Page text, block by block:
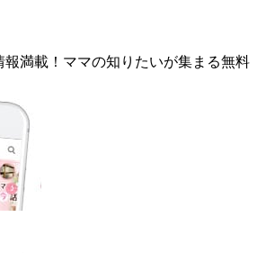
満載！ママの知りたいが集まる無料